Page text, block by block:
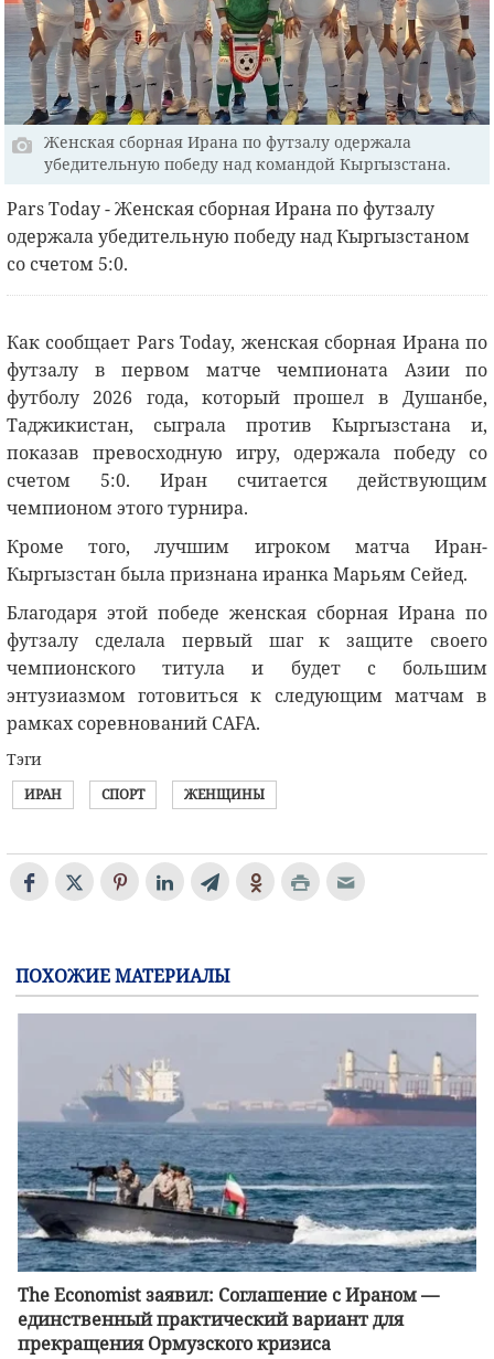
Женская сборная Ирана по футзалу одержала
убедительную победу над командой Кыргызстана.
Рars Today - Женская сборная Ирана по футзалу
одержала убедительную победу над Кыргызстаном
со счетом 5:0.
Как сообщает Pars Today, женская сборная Ирана по
футзалу в первом матче чемпионата Азии по
футболу 2026 года, который прошел в Душанбе,
Таджикистан, сыграла против Кыргызстана и,
показав превосходную игру, одержала победу со
счетом 5:0. Иран считается действующим
чемпионом этого турнира.
Кроме того, лучшим игроком матча Иран-
Кыргызстан была признана иранка Марьям Сейед.
Благодаря этой победе женская сборная Ирана по
футзалу сделала первый шаг к защите своего
чемпионского титула и будет с большим
энтузиазмом готовиться к следующим матчам в
рамках соревнований CAFA.
Тэги
ИРАН СПОРТ ЖЕНЩИНЫ
ПОХОЖИЕ МАТЕРИАЛЫ
The Economist заявил: Соглашение с Ираном —
единственный практический вариант для
прекращения Ормузского кризиса